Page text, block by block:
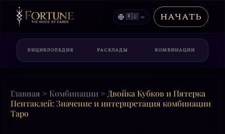
🇷🇺 НАЧАТЬ
ЭНЦИКЛОПЕДИЯ РАСКЛАДЫ КОМБИНАЦИИ
Главная > Комбинации > Двойка Кубков и Пятерка
Пентаклей: Значение и интерпретация комбинации
Таро